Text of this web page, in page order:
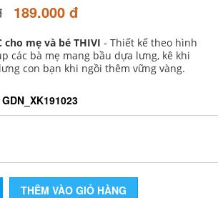
189.000 đ
cho mẹ và bé THIVI - Thiết kế theo hình
các bà mẹ mang bầu dựa lưng, kê khi
con bạn khi ngồi thêm vững vàng.
GDN_XK191023
THÊM VÀO GIỎ HÀNG